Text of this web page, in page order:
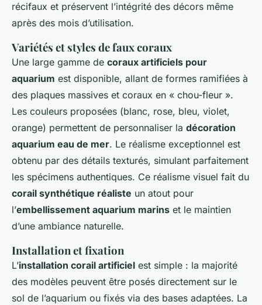
récifaux et préservent l’intégrité des décors même
après des mois d’utilisation.
Variétés et styles de faux coraux
Une large gamme de coraux artificiels pour
aquarium est disponible, allant de formes ramifiées à
des plaques massives et coraux en « chou-fleur ».
Les couleurs proposées (blanc, rose, bleu, violet,
orange) permettent de personnaliser la décoration
aquarium eau de mer. Le réalisme exceptionnel est
obtenu par des détails texturés, simulant parfaitement
les spécimens authentiques. Ce réalisme visuel fait du
corail synthétique réaliste un atout pour
l’embellissement aquarium marins et le maintien
d’une ambiance naturelle.
Installation et fixation
L’installation corail artificiel est simple : la majorité
des modèles peuvent être posés directement sur le
sol de l’aquarium ou fixés via des bases adaptées. La